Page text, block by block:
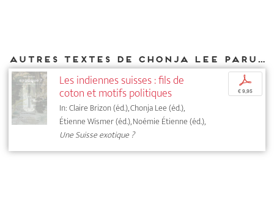
Autres textes de Chonja Lee parus chez DIAPHANES
Les indiennes suisses : fils de
coton et motifs politiques
In: Claire Brizon (éd.), Chonja Lee (éd.),
Étienne Wismer (éd.), Noémie Étienne (éd.),
Une Suisse exotique ?
p
€ 9,95